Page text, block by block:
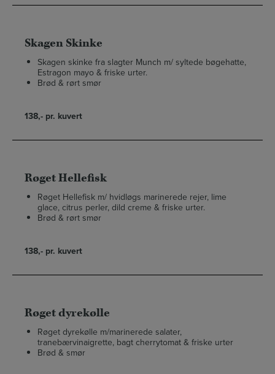
Skagen Skinke
Skagen skinke fra slagter Munch m/ syltede bøgehatte,
Estragon mayo & friske urter.
Brød & rørt smør
138,- pr. kuvert
Røget Hellefisk
Røget Hellefisk m/ hvidløgs marinerede rejer, lime
glace, citrus perler, dild creme & friske urter.
Brød & rørt smør
138,- pr. kuvert
Røget dyrekølle
Røget dyrekølle m/marinerede salater,
tranebærvinaigrette, bagt cherrytomat & friske urter
Brød & smør